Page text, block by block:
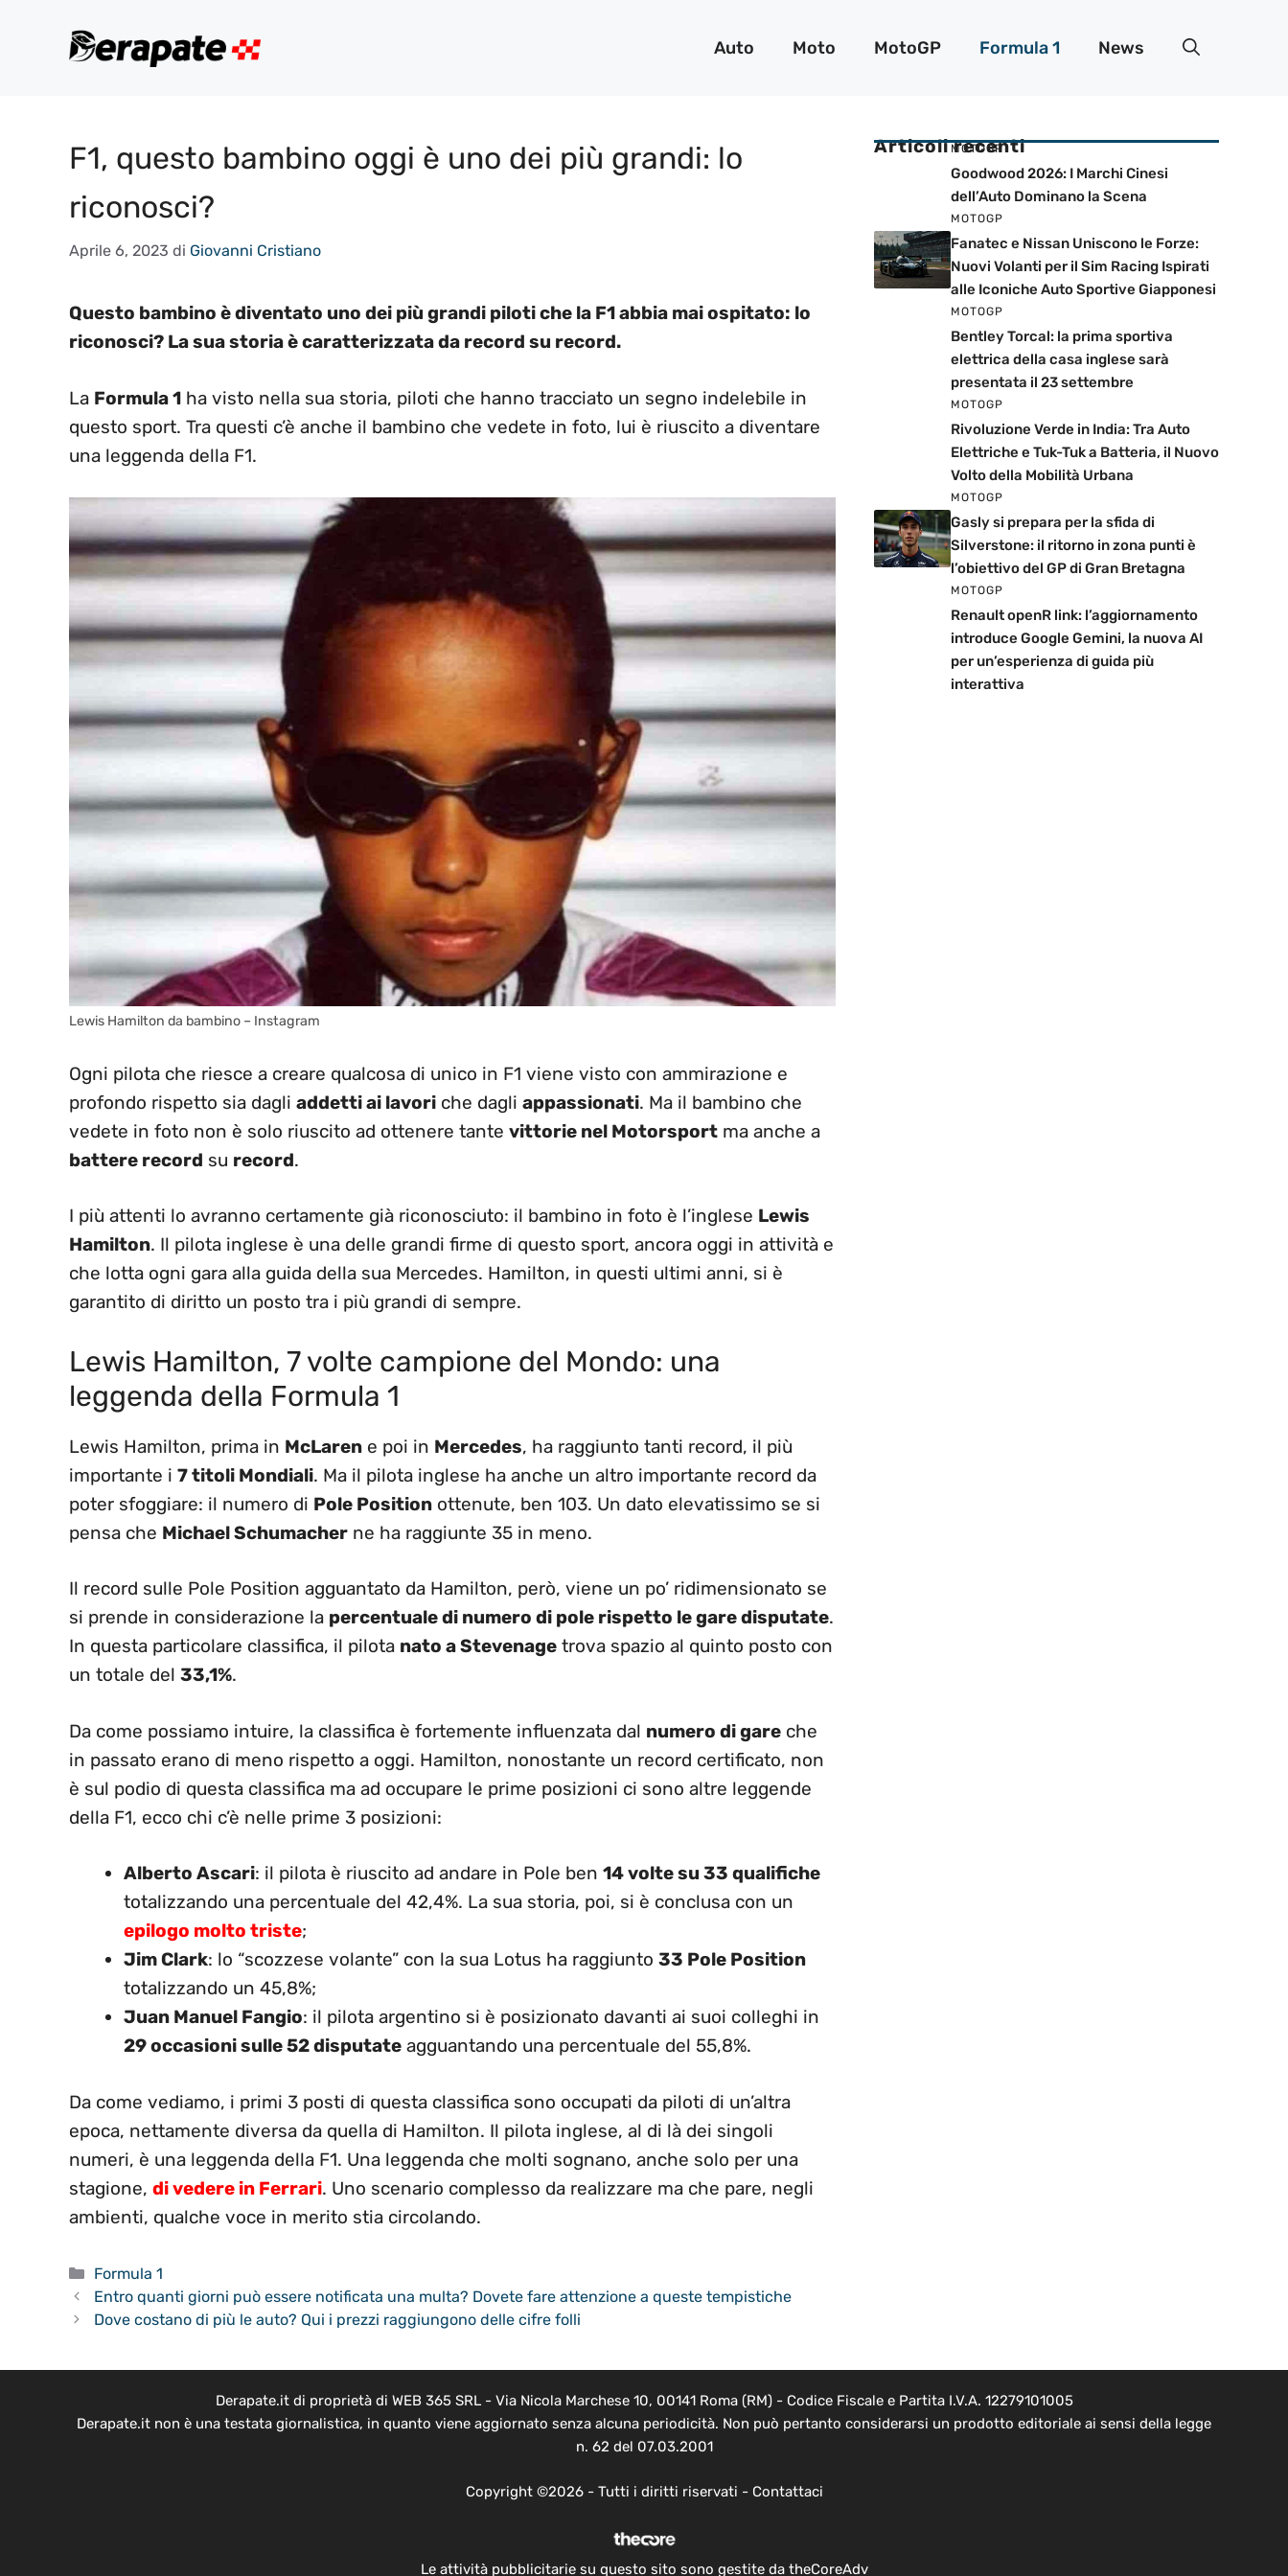
Auto Moto MotoGP Formula 1 News
F1, questo bambino oggi è uno dei più grandi: lo
riconosci?
Aprile 6, 2023 di Giovanni Cristiano
Questo bambino è diventato uno dei più grandi piloti che la F1 abbia mai ospitato: lo
riconosci? La sua storia è caratterizzata da record su record.
La Formula 1 ha visto nella sua storia, piloti che hanno tracciato un segno indelebile in
questo sport. Tra questi c’è anche il bambino che vedete in foto, lui è riuscito a diventare
una leggenda della F1.
Lewis Hamilton da bambino – Instagram
Ogni pilota che riesce a creare qualcosa di unico in F1 viene visto con ammirazione e
profondo rispetto sia dagli addetti ai lavori che dagli appassionati. Ma il bambino che
vedete in foto non è solo riuscito ad ottenere tante vittorie nel Motorsport ma anche a
battere record su record.
I più attenti lo avranno certamente già riconosciuto: il bambino in foto è l’inglese Lewis
Hamilton. Il pilota inglese è una delle grandi firme di questo sport, ancora oggi in attività e
che lotta ogni gara alla guida della sua Mercedes. Hamilton, in questi ultimi anni, si è
garantito di diritto un posto tra i più grandi di sempre.
Lewis Hamilton, 7 volte campione del Mondo: una
leggenda della Formula 1
Lewis Hamilton, prima in McLaren e poi in Mercedes, ha raggiunto tanti record, il più
importante i 7 titoli Mondiali. Ma il pilota inglese ha anche un altro importante record da
poter sfoggiare: il numero di Pole Position ottenute, ben 103. Un dato elevatissimo se si
pensa che Michael Schumacher ne ha raggiunte 35 in meno.
Il record sulle Pole Position agguantato da Hamilton, però, viene un po’ ridimensionato se
si prende in considerazione la percentuale di numero di pole rispetto le gare disputate.
In questa particolare classifica, il pilota nato a Stevenage trova spazio al quinto posto con
un totale del 33,1%.
Da come possiamo intuire, la classifica è fortemente influenzata dal numero di gare che
in passato erano di meno rispetto a oggi. Hamilton, nonostante un record certificato, non
è sul podio di questa classifica ma ad occupare le prime posizioni ci sono altre leggende
della F1, ecco chi c’è nelle prime 3 posizioni:
Alberto Ascari: il pilota è riuscito ad andare in Pole ben 14 volte su 33 qualifiche
totalizzando una percentuale del 42,4%. La sua storia, poi, si è conclusa con un
epilogo molto triste;
Jim Clark: lo “scozzese volante” con la sua Lotus ha raggiunto 33 Pole Position
totalizzando un 45,8%;
Juan Manuel Fangio: il pilota argentino si è posizionato davanti ai suoi colleghi in
29 occasioni sulle 52 disputate agguantando una percentuale del 55,8%.
Da come vediamo, i primi 3 posti di questa classifica sono occupati da piloti di un’altra
epoca, nettamente diversa da quella di Hamilton. Il pilota inglese, al di là dei singoli
numeri, è una leggenda della F1. Una leggenda che molti sognano, anche solo per una
stagione, di vedere in Ferrari. Uno scenario complesso da realizzare ma che pare, negli
ambienti, qualche voce in merito stia circolando.
Categorie
Formula 1
Entro quanti giorni può essere notificata una multa? Dovete fare attenzione a queste tempistiche
Dove costano di più le auto? Qui i prezzi raggiungono delle cifre folli
Articoli recenti
MOTOGP
Goodwood 2026: I Marchi Cinesi
dell’Auto Dominano la Scena
MOTOGP
Fanatec e Nissan Uniscono le Forze:
Nuovi Volanti per il Sim Racing Ispirati
alle Iconiche Auto Sportive Giapponesi
MOTOGP
Bentley Torcal: la prima sportiva
elettrica della casa inglese sarà
presentata il 23 settembre
MOTOGP
Rivoluzione Verde in India: Tra Auto
Elettriche e Tuk-Tuk a Batteria, il Nuovo
Volto della Mobilità Urbana
MOTOGP
Gasly si prepara per la sfida di
Silverstone: il ritorno in zona punti è
l’obiettivo del GP di Gran Bretagna
MOTOGP
Renault openR link: l’aggiornamento
introduce Google Gemini, la nuova AI
per un’esperienza di guida più
interattiva
Derapate.it di proprietà di WEB 365 SRL - Via Nicola Marchese 10, 00141 Roma (RM) - Codice Fiscale e Partita I.V.A. 12279101005
Derapate.it non è una testata giornalistica, in quanto viene aggiornato senza alcuna periodicità. Non può pertanto considerarsi un prodotto editoriale ai sensi della legge
n. 62 del 07.03.2001
Copyright ©2026 - Tutti i diritti riservati - Contattaci
Le attività pubblicitarie su questo sito sono gestite da theCoreAdv